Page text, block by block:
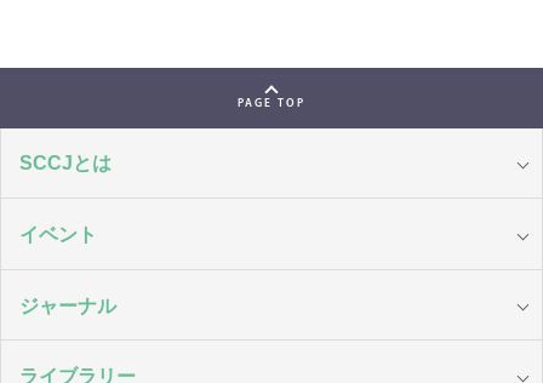
PAGE TOP
SCCJとは
イベント
ジャーナル
ライブラリー